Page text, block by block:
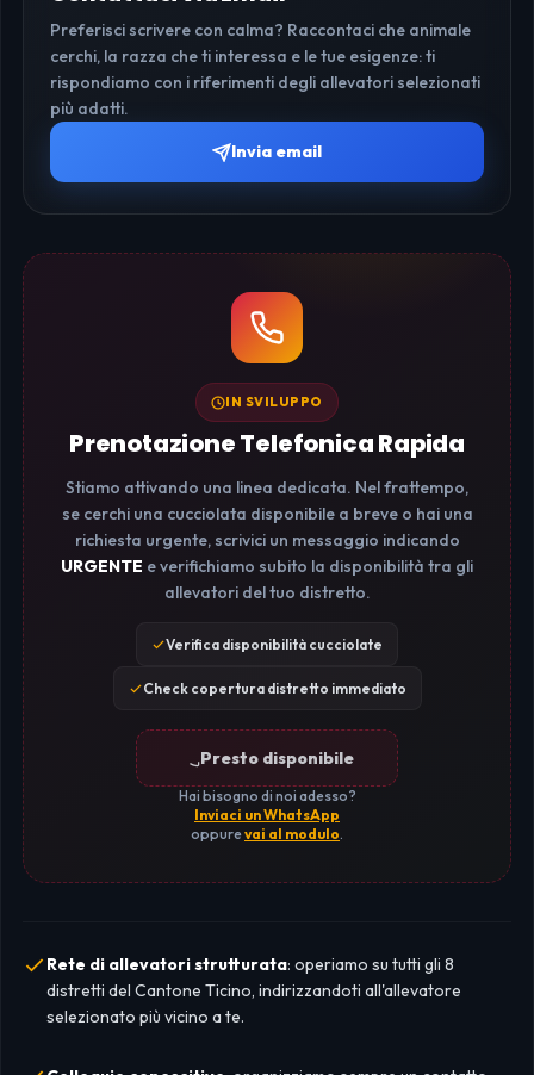
Preferisci scrivere con calma? Raccontaci che animale
cerchi, la razza che ti interessa e le tue esigenze: ti
rispondiamo con i riferimenti degli allevatori selezionati
più adatti.
Invia email
IN SVILUPPO
Prenotazione Telefonica Rapida
Stiamo attivando una linea dedicata. Nel frattempo,
se cerchi una cucciolata disponibile a breve o hai una
richiesta urgente, scrivici un messaggio indicando
URGENTE e verifichiamo subito la disponibilità tra gli
allevatori del tuo distretto.
Verifica disponibilità cucciolate
Check copertura distretto immediato
Presto disponibile
Hai bisogno di noi adesso?
Inviaci un WhatsApp
oppurevai al modulo.
Rete di allevatori strutturata: operiamo su tutti gli 8
distretti del Cantone Ticino, indirizzandoti all'allevatore
selezionato più vicino a te.